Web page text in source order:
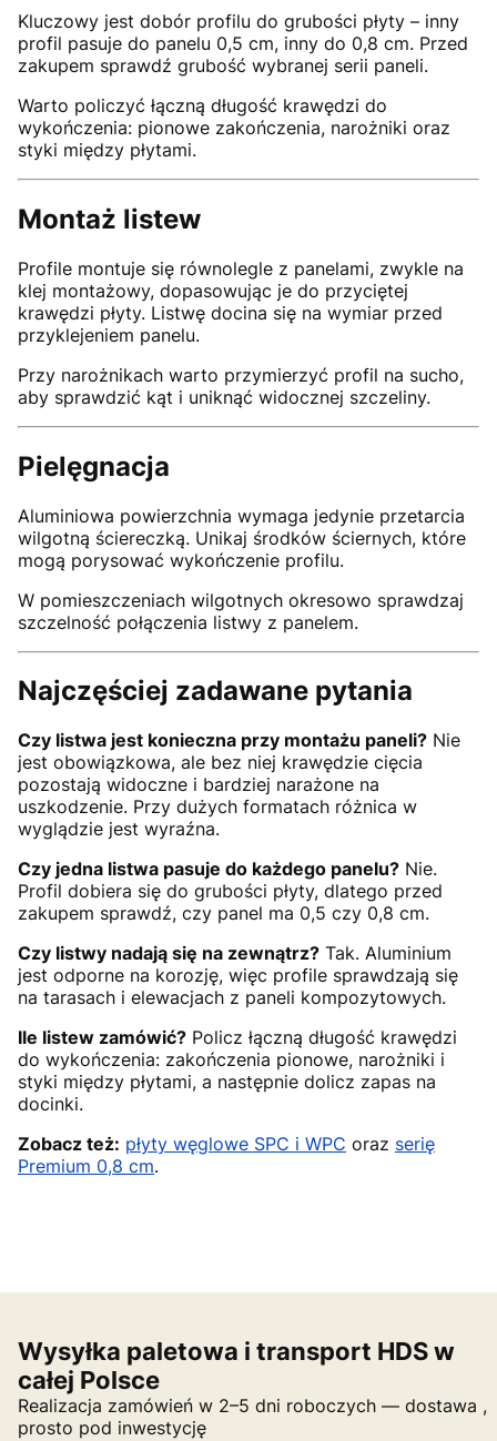
Kluczowy jest dobór profilu do grubości płyty – inny
profil pasuje do panelu 0,5 cm, inny do 0,8 cm. Przed
zakupem sprawdź grubość wybranej serii paneli.
Warto policzyć łączną długość krawędzi do
wykończenia: pionowe zakończenia, narożniki oraz
styki między płytami.
Montaż listew
Profile montuje się równolegle z panelami, zwykle na
klej montażowy, dopasowując je do przyciętej
krawędzi płyty. Listwę docina się na wymiar przed
przyklejeniem panelu.
Przy narożnikach warto przymierzyć profil na sucho,
aby sprawdzić kąt i uniknąć widocznej szczeliny.
Pielęgnacja
Aluminiowa powierzchnia wymaga jedynie przetarcia
wilgotną ściereczką. Unikaj środków ściernych, które
mogą porysować wykończenie profilu.
W pomieszczeniach wilgotnych okresowo sprawdzaj
szczelność połączenia listwy z panelem.
Najczęściej zadawane pytania
Czy listwa jest konieczna przy montażu paneli? Nie
jest obowiązkowa, ale bez niej krawędzie cięcia
pozostają widoczne i bardziej narażone na
uszkodzenie. Przy dużych formatach różnica w
wyglądzie jest wyraźna.
Czy jedna listwa pasuje do każdego panelu? Nie.
Profil dobiera się do grubości płyty, dlatego przed
zakupem sprawdź, czy panel ma 0,5 czy 0,8 cm.
Czy listwy nadają się na zewnątrz? Tak. Aluminium
jest odporne na korozję, więc profile sprawdzają się
na tarasach i elewacjach z paneli kompozytowych.
Ile listew zamówić? Policz łączną długość krawędzi
do wykończenia: zakończenia pionowe, narożniki i
styki między płytami, a następnie dolicz zapas na
docinki.
Zobacz też: płyty węglowe SPC i WPC oraz serię
Premium 0,8 cm.
Wysyłka paletowa i transport HDS w
całej Polsce
Realizacja zamówień w 2–5 dni roboczych — dostawa ,
prosto pod inwestycję